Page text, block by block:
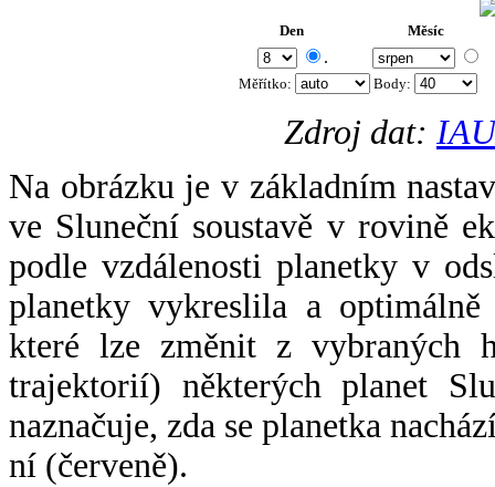
Den Měsíc
.
Měřítko: Body:
Zdroj dat:
Na obrázku je v základním
ve Sluneční soustavě v rovině
podle vzdálenosti planetky v
planetky vykreslila a
které lze změnit z vybraných
trajektorií) některých planet
naznačuje, zda se planetka
ní (červeně).